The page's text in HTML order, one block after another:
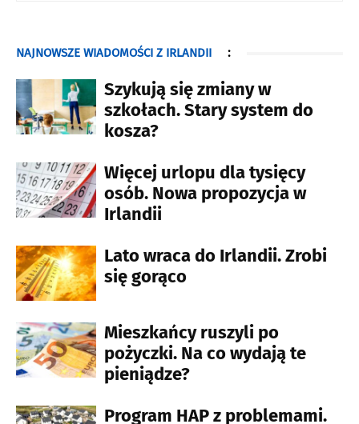
NAJNOWSZE WIADOMOŚCI Z IRLANDII :
Szykują się zmiany w
szkołach. Stary system do
kosza?
Więcej urlopu dla tysięcy
osób. Nowa propozycja w
Irlandii
Lato wraca do Irlandii. Zrobi
się gorąco
Mieszkańcy ruszyli po
pożyczki. Na co wydają te
pieniądze?
Program HAP z problemami.